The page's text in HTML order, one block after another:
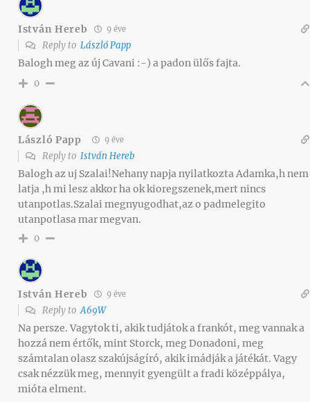
István Hereb 9 éve
Reply to László Papp
Balogh meg az új Cavani :-) a padon ülős fajta.
0
László Papp 9 éve
Reply to István Hereb
Balogh az uj Szalai!Nehany napja nyilatkozta Adamka,h nem
latja ,h mi lesz akkor ha ok kioregszenek,mert nincs
utanpotlas.Szalai megnyugodhat,az o padmelegito
utanpotlasa mar megvan.
0
István Hereb 9 éve
Reply toA69W
Na persze. Vagytok ti, akik tudjátok a frankót, meg vannak a
hozzá nem értők, mint Storck, meg Donadoni, meg
számtalan olasz szakújságíró, akik imádják a játékát. Vagy
csak nézzük meg, mennyit gyengült a fradi középpálya,
mióta elment.